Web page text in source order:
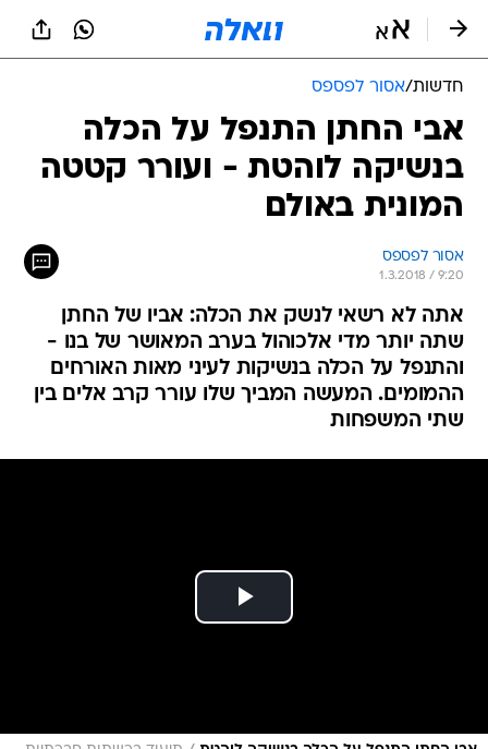
חדשות/אסור לפספס
אבי החתן התנפל על הכלה
בנשיקה לוהטת - ועורר קטטה
המונית באולם
אסור לפספס
1.3.2018 / 9:20
אתה לא רשאי לנשק את הכלה: אביו של החתן
שתה יותר מדי אלכוהול בערב המאושר של בנו -
והתנפל על הכלה בנשיקות לעיני מאות האורחים
ההמומים. המעשה המביך שלו עורר קרב אלים בין
שתי המשפחות